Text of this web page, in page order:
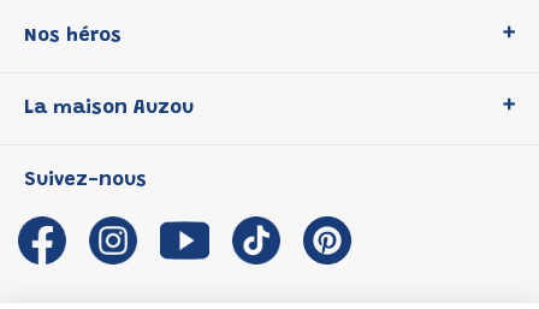
Nos héros
P'tit Loup
Les Influenceuses
Migali
Petite Taupe
La maison Auzou
Notre histoire
Auzou s'engage
Auteurs et illustrateurs Auzou
Suivez-nous